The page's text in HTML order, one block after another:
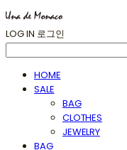
LOG IN 로그인
HOME
SALE
BAG
CLOTHES
JEWELRY
BAG